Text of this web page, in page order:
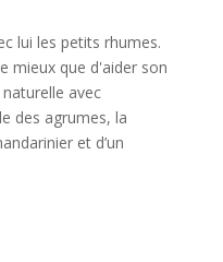
lui les petits rhumes.
mieux que d'aider son
avec
des agrumes, la
et d’un